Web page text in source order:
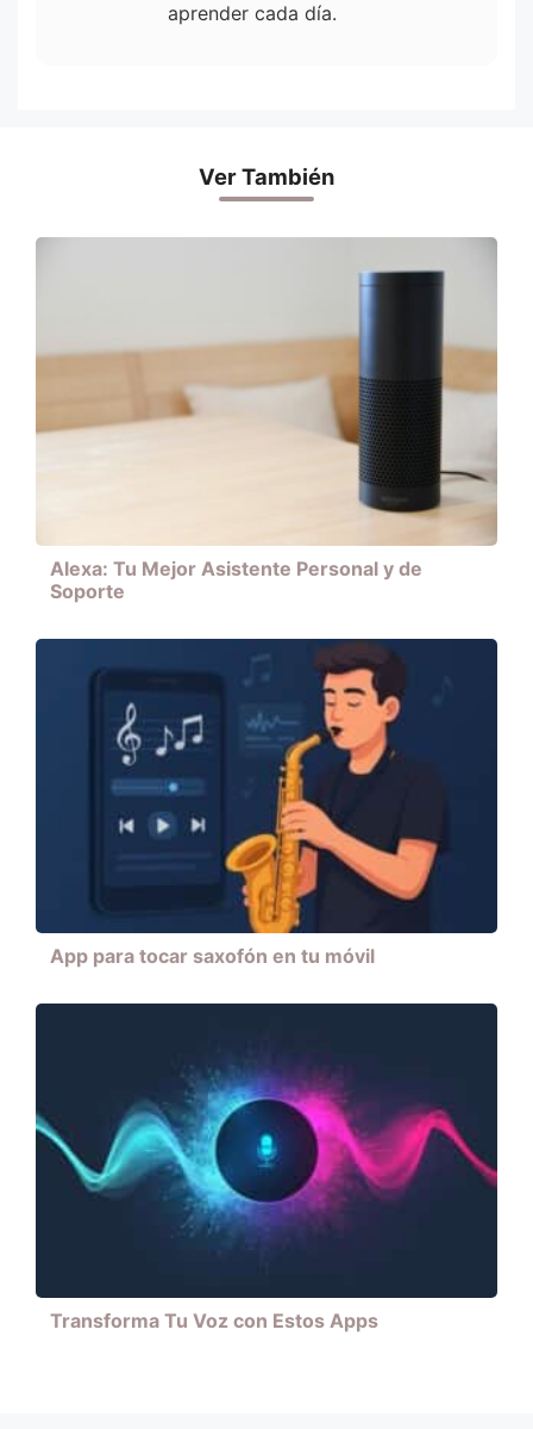
aprender cada día.
Ver También
Alexa: Tu Mejor Asistente Personal y de
Soporte
App para tocar saxofón en tu móvil
Transforma Tu Voz con Estos Apps